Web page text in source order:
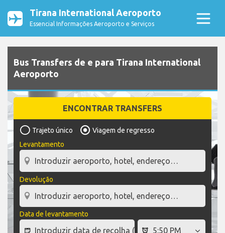
Tirana International Aeroporto
Essencial Informações Aeroporto e Serviços
Bus Transfers de e para Tirana International
Aeroporto
ENCONTRAR TRANSFERS
Trajeto único
Viagem de regresso
Levantamento
Devolução
Data de levantamento